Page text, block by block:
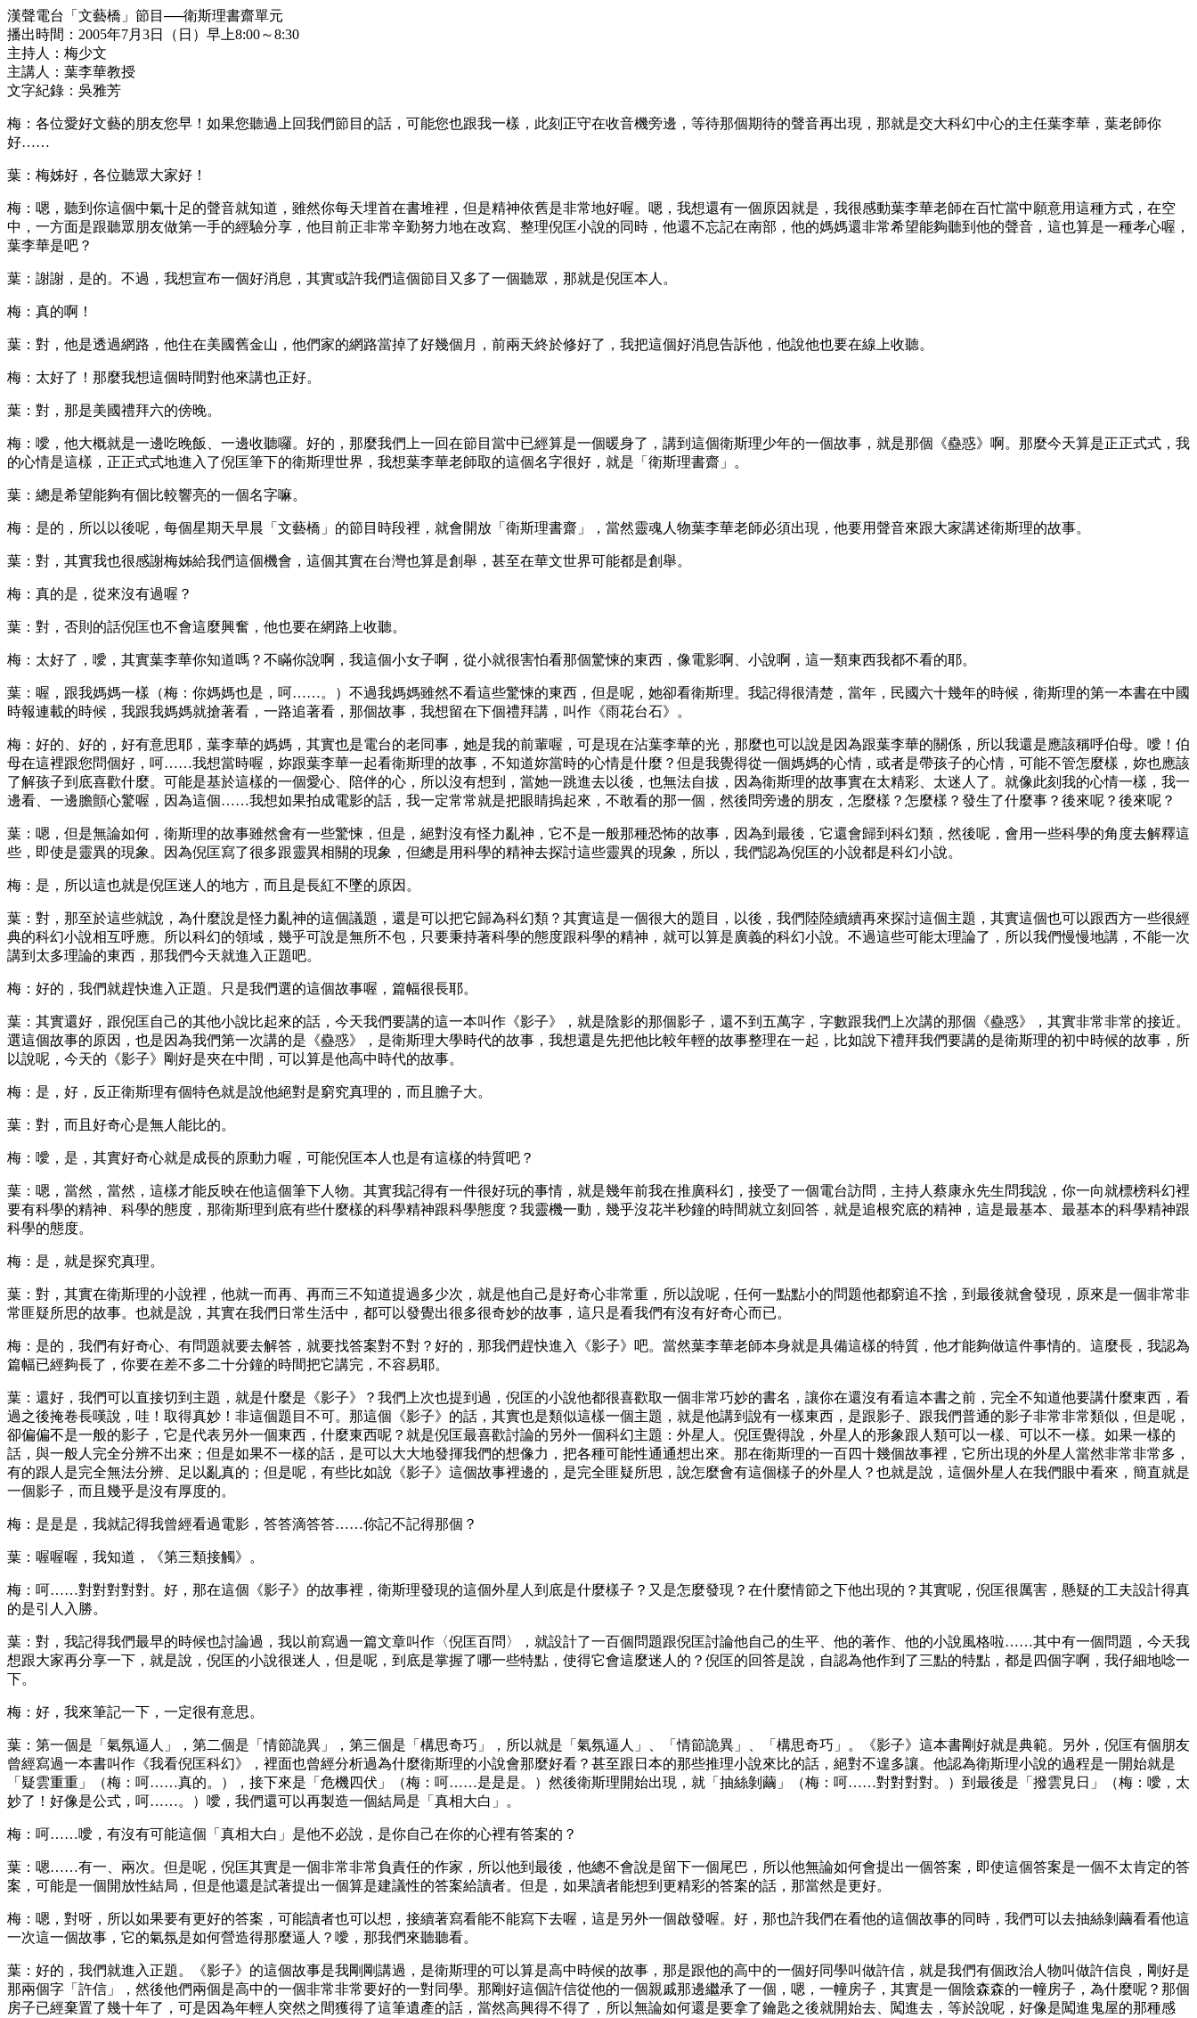
漢聲電台「文藝橋」節目──衛斯理書齋單元
播出時間：2005年7月3日（日）早上8:00～8:30
主持人：梅少文
主講人：葉李華教授
文字紀錄：吳雅芳
梅：各位愛好文藝的朋友您早！如果您聽過上回我們節目的話，可能您也跟我一樣，此刻正守在收音機旁邊，等待那個期待的聲音再出現，那就是交大科幻中心的主任葉李華，葉老師你
好……
葉：梅姊好，各位聽眾大家好！
梅：嗯，聽到你這個中氣十足的聲音就知道，雖然你每天埋首在書堆裡，但是精神依舊是非常地好喔。嗯，我想還有一個原因就是，我很感動葉李華老師在百忙當中願意用這種方式，在空
中，一方面是跟聽眾朋友做第一手的經驗分享，他目前正非常辛勤努力地在改寫、整理倪匡小說的同時，他還不忘記在南部，他的媽媽還非常希望能夠聽到他的聲音，這也算是一種孝心喔，
葉李華是吧？
葉：謝謝，是的。不過，我想宣布一個好消息，其實或許我們這個節目又多了一個聽眾，那就是倪匡本人。
梅：真的啊！
葉：對，他是透過網路，他住在美國舊金山，他們家的網路當掉了好幾個月，前兩天終於修好了，我把這個好消息告訴他，他說他也要在線上收聽。
梅：太好了！那麼我想這個時間對他來講也正好。
葉：對，那是美國禮拜六的傍晚。
梅：噯，他大概就是一邊吃晚飯、一邊收聽囉。好的，那麼我們上一回在節目當中已經算是一個暖身了，講到這個衛斯理少年的一個故事，就是那個《蠱惑》啊。那麼今天算是正正式式，我
的心情是這樣，正正式式地進入了倪匡筆下的衛斯理世界，我想葉李華老師取的這個名字很好，就是「衛斯理書齋」。
葉：總是希望能夠有個比較響亮的一個名字嘛。
梅：是的，所以以後呢，每個星期天早晨「文藝橋」的節目時段裡，就會開放「衛斯理書齋」，當然靈魂人物葉李華老師必須出現，他要用聲音來跟大家講述衛斯理的故事。
葉：對，其實我也很感謝梅姊給我們這個機會，這個其實在台灣也算是創舉，甚至在華文世界可能都是創舉。
梅：真的是，從來沒有過喔？
葉：對，否則的話倪匡也不會這麼興奮，他也要在網路上收聽。
梅：太好了，噯，其實葉李華你知道嗎？不瞞你說啊，我這個小女子啊，從小就很害怕看那個驚悚的東西，像電影啊、小說啊，這一類東西我都不看的耶。
葉：喔，跟我媽媽一樣（梅：你媽媽也是，呵……。）不過我媽媽雖然不看這些驚悚的東西，但是呢，她卻看衛斯理。我記得很清楚，當年，民國六十幾年的時候，衛斯理的第一本書在中國
時報連載的時候，我跟我媽媽就搶著看，一路追著看，那個故事，我想留在下個禮拜講，叫作《雨花台石》。
梅：好的、好的，好有意思耶，葉李華的媽媽，其實也是電台的老同事，她是我的前輩喔，可是現在沾葉李華的光，那麼也可以說是因為跟葉李華的關係，所以我還是應該稱呼伯母。噯！伯
母在這裡跟您問個好，呵……我想當時喔，妳跟葉李華一起看衛斯理的故事，不知道妳當時的心情是什麼？但是我覺得從一個媽媽的心情，或者是帶孩子的心情，可能不管怎麼樣，妳也應該
了解孩子到底喜歡什麼。可能是基於這樣的一個愛心、陪伴的心，所以沒有想到，當她一跳進去以後，也無法自拔，因為衛斯理的故事實在太精彩、太迷人了。就像此刻我的心情一樣，我一
邊看、一邊膽顫心驚喔，因為這個……我想如果拍成電影的話，我一定常常就是把眼睛摀起來，不敢看的那一個，然後問旁邊的朋友，怎麼樣？怎麼樣？發生了什麼事？後來呢？後來呢？
葉：嗯，但是無論如何，衛斯理的故事雖然會有一些驚悚，但是，絕對沒有怪力亂神，它不是一般那種恐怖的故事，因為到最後，它還會歸到科幻類，然後呢，會用一些科學的角度去解釋這
些，即使是靈異的現象。因為倪匡寫了很多跟靈異相關的現象，但總是用科學的精神去探討這些靈異的現象，所以，我們認為倪匡的小說都是科幻小說。
梅：是，所以這也就是倪匡迷人的地方，而且是長紅不墜的原因。
葉：對，那至於這些就說，為什麼說是怪力亂神的這個議題，還是可以把它歸為科幻類？其實這是一個很大的題目，以後，我們陸陸續續再來探討這個主題，其實這個也可以跟西方一些很經
典的科幻小說相互呼應。所以科幻的領域，幾乎可說是無所不包，只要秉持著科學的態度跟科學的精神，就可以算是廣義的科幻小說。不過這些可能太理論了，所以我們慢慢地講，不能一次
講到太多理論的東西，那我們今天就進入正題吧。
梅：好的，我們就趕快進入正題。只是我們選的這個故事喔，篇幅很長耶。
葉：其實還好，跟倪匡自己的其他小說比起來的話，今天我們要講的這一本叫作《影子》，就是陰影的那個影子，還不到五萬字，字數跟我們上次講的那個《蠱惑》，其實非常非常的接近。
選這個故事的原因，也是因為我們第一次講的是《蠱惑》，是衛斯理大學時代的故事，我想還是先把他比較年輕的故事整理在一起，比如說下禮拜我們要講的是衛斯理的初中時候的故事，所
以說呢，今天的《影子》剛好是夾在中間，可以算是他高中時代的故事。
梅：是，好，反正衛斯理有個特色就是說他絕對是窮究真理的，而且膽子大。
葉：對，而且好奇心是無人能比的。
梅：噯，是，其實好奇心就是成長的原動力喔，可能倪匡本人也是有這樣的特質吧？
葉：嗯，當然，當然，這樣才能反映在他這個筆下人物。其實我記得有一件很好玩的事情，就是幾年前我在推廣科幻，接受了一個電台訪問，主持人蔡康永先生問我說，你一向就標榜科幻裡
要有科學的精神、科學的態度，那衛斯理到底有些什麼樣的科學精神跟科學態度？我靈機一動，幾乎沒花半秒鐘的時間就立刻回答，就是追根究底的精神，這是最基本、最基本的科學精神跟
科學的態度。
梅：是，就是探究真理。
葉：對，其實在衛斯理的小說裡，他就一而再、再而三不知道提過多少次，就是他自己是好奇心非常重，所以說呢，任何一點點小的問題他都窮追不捨，到最後就會發現，原來是一個非常非
常匪疑所思的故事。也就是說，其實在我們日常生活中，都可以發覺出很多很奇妙的故事，這只是看我們有沒有好奇心而已。
梅：是的，我們有好奇心、有問題就要去解答，就要找答案對不對？好的，那我們趕快進入《影子》吧。當然葉李華老師本身就是具備這樣的特質，他才能夠做這件事情的。這麼長，我認為
篇幅已經夠長了，你要在差不多二十分鐘的時間把它講完，不容易耶。
葉：還好，我們可以直接切到主題，就是什麼是《影子》？我們上次也提到過，倪匡的小說他都很喜歡取一個非常巧妙的書名，讓你在還沒有看這本書之前，完全不知道他要講什麼東西，看
過之後掩卷長嘆說，哇！取得真妙！非這個題目不可。那這個《影子》的話，其實也是類似這樣一個主題，就是他講到說有一樣東西，是跟影子、跟我們普通的影子非常非常類似，但是呢，
卻偏偏不是一般的影子，它是代表另外一個東西，什麼東西呢？就是倪匡最喜歡討論的另外一個科幻主題：外星人。倪匡覺得說，外星人的形象跟人類可以一樣、可以不一樣。如果一樣的
話，與一般人完全分辨不出來；但是如果不一樣的話，是可以大大地發揮我們的想像力，把各種可能性通通想出來。那在衛斯理的一百四十幾個故事裡，它所出現的外星人當然非常非常多，
有的跟人是完全無法分辨、足以亂真的；但是呢，有些比如說《影子》這個故事裡邊的，是完全匪疑所思，說怎麼會有這個樣子的外星人？也就是說，這個外星人在我們眼中看來，簡直就是
一個影子，而且幾乎是沒有厚度的。
梅：是是是，我就記得我曾經看過電影，答答滴答答……你記不記得那個？
葉：喔喔喔，我知道，《第三類接觸》。
梅：呵……對對對對對。好，那在這個《影子》的故事裡，衛斯理發現的這個外星人到底是什麼樣子？又是怎麼發現？在什麼情節之下他出現的？其實呢，倪匡很厲害，懸疑的工夫設計得真
的是引人入勝。
葉：對，我記得我們最早的時候也討論過，我以前寫過一篇文章叫作〈倪匡百問〉，就設計了一百個問題跟倪匡討論他自己的生平、他的著作、他的小說風格啦……其中有一個問題，今天我
想跟大家再分享一下，就是說，倪匡的小說很迷人，但是呢，到底是掌握了哪一些特點，使得它會這麼迷人的？倪匡的回答是說，自認為他作到了三點的特點，都是四個字啊，我仔細地唸一
下。
梅：好，我來筆記一下，一定很有意思。
葉：第一個是「氣氛逼人」，第二個是「情節詭異」，第三個是「構思奇巧」，所以就是「氣氛逼人」、「情節詭異」、「構思奇巧」。《影子》這本書剛好就是典範。另外，倪匡有個朋友
曾經寫過一本書叫作《我看倪匡科幻》，裡面也曾經分析過為什麼衛斯理的小說會那麼好看？甚至跟日本的那些推理小說來比的話，絕對不遑多讓。他認為衛斯理小說的過程是一開始就是
「疑雲重重」（梅：呵……真的。），接下來是「危機四伏」（梅：呵……是是是。）然後衛斯理開始出現，就「抽絲剝繭」（梅：呵……對對對對。）到最後是「撥雲見日」（梅：噯，太
妙了！好像是公式，呵……。）噯，我們還可以再製造一個結局是「真相大白」。
梅：呵……噯，有沒有可能這個「真相大白」是他不必說，是你自己在你的心裡有答案的？
葉：嗯……有一、兩次。但是呢，倪匡其實是一個非常非常負責任的作家，所以他到最後，他總不會說是留下一個尾巴，所以他無論如何會提出一個答案，即使這個答案是一個不太肯定的答
案，可能是一個開放性結局，但是他還是試著提出一個算是建議性的答案給讀者。但是，如果讀者能想到更精彩的答案的話，那當然是更好。
梅：嗯，對呀，所以如果要有更好的答案，可能讀者也可以想，接續著寫看能不能寫下去喔，這是另外一個啟發喔。好，那也許我們在看他的這個故事的同時，我們可以去抽絲剝繭看看他這
一次這一個故事，它的氣氛是如何營造得那麼逼人？噯，那我們來聽聽看。
葉：好的，我們就進入正題。《影子》的這個故事是我剛剛講過，是衛斯理的可以算是高中時候的故事，那是跟他的高中的一個好同學叫做許信，就是我們有個政治人物叫做許信良，剛好是
那兩個字「許信」，然後他們兩個是高中的一個非常非常要好的一對同學。那剛好這個許信從他的一個親戚那邊繼承了一個，嗯，一幢房子，其實是一個陰森森的一幢房子，為什麼呢？那個
房子已經棄置了幾十年了，可是因為年輕人突然之間獲得了這筆遺產的話，當然高興得不得了，所以無論如何還是要拿了鑰匙之後就開始去、闖進去，等於說呢，好像是闖進鬼屋的那種感